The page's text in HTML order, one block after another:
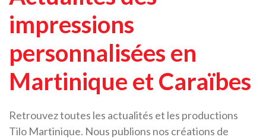
impressions
personnalisées en
Martinique et Caraïbes
Retrouvez toutes les actualités et les productions
Tilo Martinique. Nous publions nos créations de